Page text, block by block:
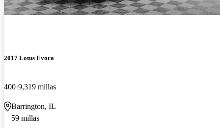
2017 Lotus Evora
400 9,319 millas
Barrington, IL
59 millas